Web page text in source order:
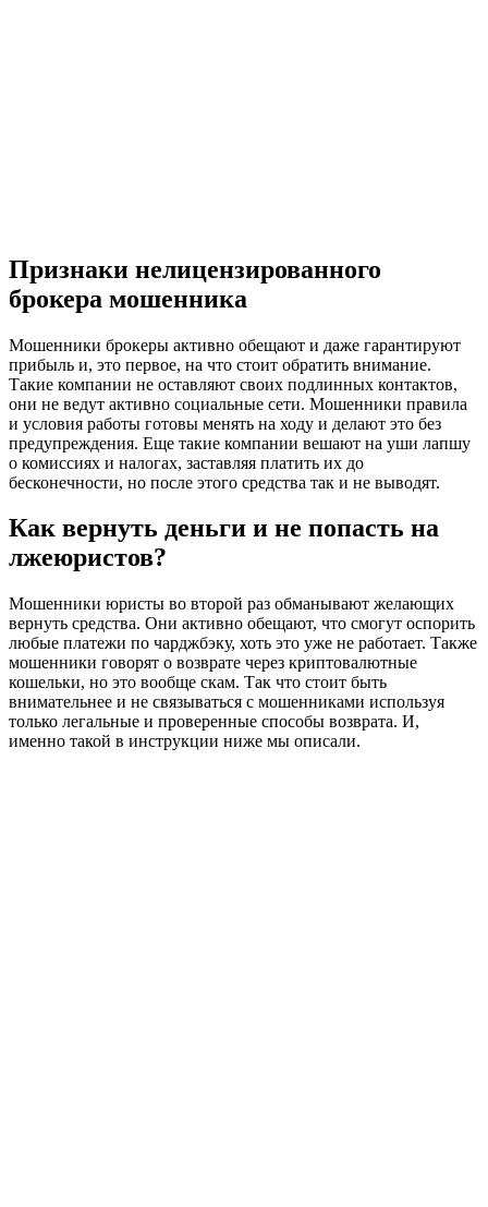
Признаки нелицензированного
брокера мошенника
Мошенники брокеры активно обещают и даже гарантируют
прибыль и, это первое, на что стоит обратить внимание.
Такие компании не оставляют своих подлинных контактов,
они не ведут активно социальные сети. Мошенники правила
и условия работы готовы менять на ходу и делают это без
предупреждения. Еще такие компании вешают на уши лапшу
о комиссиях и налогах, заставляя платить их до
бесконечности, но после этого средства так и не выводят.
Как вернуть деньги и не попасть на
лжеюристов?
Мошенники юристы во второй раз обманывают желающих
вернуть средства. Они активно обещают, что смогут оспорить
любые платежи по чарджбэку, хоть это уже не работает. Также
мошенники говорят о возврате через криптовалютные
кошельки, но это вообще скам. Так что стоит быть
внимательнее и не связываться с мошенниками используя
только легальные и проверенные способы возврата. И,
именно такой в инструкции ниже мы описали.